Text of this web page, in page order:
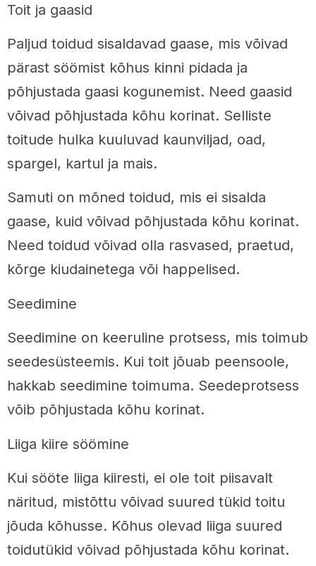
Toit ja gaasid
Paljud toidud sisaldavad gaase, mis võivad
pärast söömist kõhus kinni pidada ja
põhjustada gaasi kogunemist. Need gaasid
võivad põhjustada kõhu korinat. Selliste
toitude hulka kuuluvad kaunviljad, oad,
spargel, kartul ja mais.
Samuti on mõned toidud, mis ei sisalda
gaase, kuid võivad põhjustada kõhu korinat.
Need toidud võivad olla rasvased, praetud,
kõrge kiudainetega või happelised.
Seedimine
Seedimine on keeruline protsess, mis toimub
seedesüsteemis. Kui toit jõuab peensoole,
hakkab seedimine toimuma. Seedeprotsess
võib põhjustada kõhu korinat.
Liiga kiire söömine
Kui sööte liiga kiiresti, ei ole toit piisavalt
näritud, mistõttu võivad suured tükid toitu
jõuda kõhusse. Kõhus olevad liiga suured
toidutükid võivad põhjustada kõhu korinat.